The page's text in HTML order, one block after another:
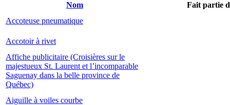
Nom
Fait partie
Accoteuse pneumatique
Accotoir à rivet
Affiche publicitaire (Croisières sur le
majestueux St. Laurent et l’incomparable
Saguenay dans la belle province de
Québec)
Aiguille à voiles courbe